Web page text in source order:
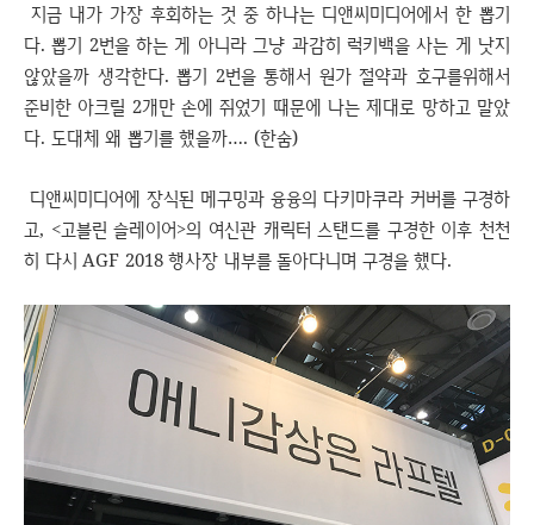
지금 내가 가장 후회하는 것 중 하나는 디앤씨미디어에서 한 뽑기
다. 뽑기 2번을 하는 게 아니라 그냥 과감히 럭키백을 사는 게 낫지
않았을까 생각한다. 뽑기 2번을 통해서 원가 절약과 호구를위해서
준비한 아크릴 2개만 손에 쥐었기 때문에 나는 제대로 망하고 말았
다. 도대체 왜 뽑기를 했을까…. (한숨)
디앤씨미디어에 장식된 메구밍과 융융의 다키마쿠라 커버를 구경하
고, <고블린 슬레이어>의 여신관 캐릭터 스탠드를 구경한 이후 천천
히 다시 AGF 2018 행사장 내부를 돌아다니며 구경을 했다.